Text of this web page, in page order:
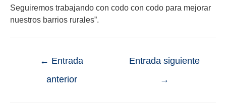
Seguiremos trabajando con codo con codo para mejorar
nuestros barrios rurales”.
← Entrada
anterior
Entrada siguiente
→